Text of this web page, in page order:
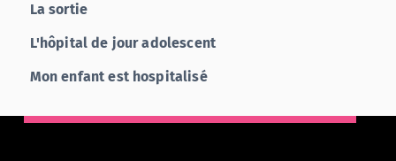
La sortie
L'hôpital de jour adolescent
Mon enfant est hospitalisé